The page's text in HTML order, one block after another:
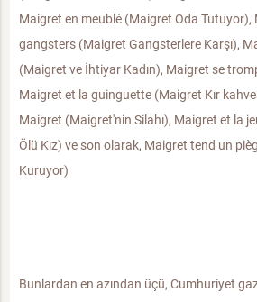
Maigret en meublé (Maigret Oda
gangsters (Maigret Gangsterlere Karşı),
(Maigret ve İhtiyar Kadın), Maigret se
Maigret et la guinguette (Maigret Kır
Maigret (Maigret'nin Silahı), Maigret et la
Ölü Kız) ve son olarak, Maigret tend un
Kuruyor)
Bunlardan en azından üçü, Cumhuriyet